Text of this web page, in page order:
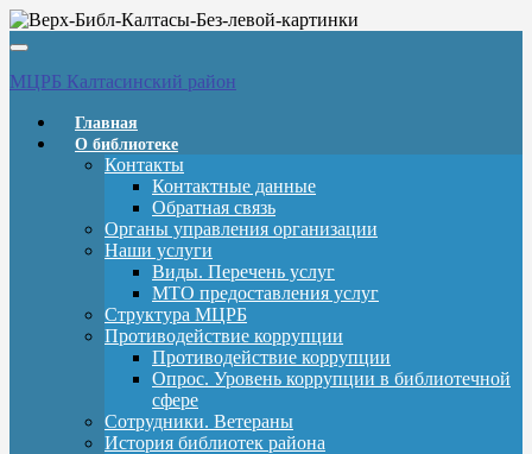
Вкл/
выкл
навигации
МЦРБ Калтасинский район
Главная
О библиотеке
Контакты
Контактные данные
Обратная связь
Органы управления организации
Наши услуги
Виды. Перечень услуг
МТО предоставления услуг
Структура МЦРБ
Противодействие коррупции
Противодействие коррупции
Опрос. Уровень коррупции в библиотечной
сфере
Сотрудники. Ветераны
История библиотек района